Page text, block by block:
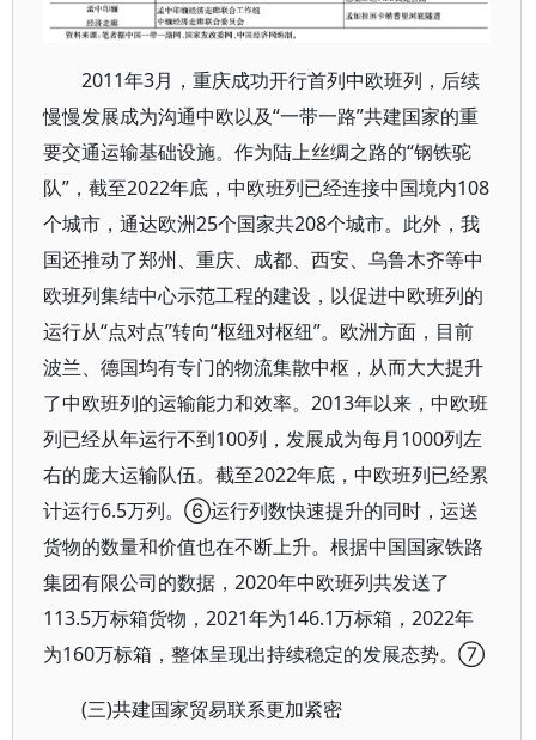
2011年3月，重庆成功开行首列中欧班列，后续
慢慢发展成为沟通中欧以及“一带一路”共建国家的重
要交通运输基础设施。作为陆上丝绸之路的“钢铁驼
队”，截至2022年底，中欧班列已经连接中国境内108
个城市，通达欧洲25个国家共208个城市。此外，我
国还推动了郑州、重庆、成都、西安、乌鲁木齐等中
欧班列集结中心示范工程的建设，以促进中欧班列的
运行从“点对点”转向“枢纽对枢纽”。欧洲方面，目前
波兰、德国均有专门的物流集散中枢，从而大大提升
了中欧班列的运输能力和效率。2013年以来，中欧班
列已经从年运行不到100列，发展成为每月1000列左
右的庞大运输队伍。截至2022年底，中欧班列已经累
计运行6.5万列。⑥运行列数快速提升的同时，运送
货物的数量和价值也在不断上升。根据中国国家铁路
集团有限公司的数据，2020年中欧班列共发送了
113.5万标箱货物，2021年为146.1万标箱，2022年
为160万标箱，整体呈现出持续稳定的发展态势。⑦
(三)共建国家贸易联系更加紧密